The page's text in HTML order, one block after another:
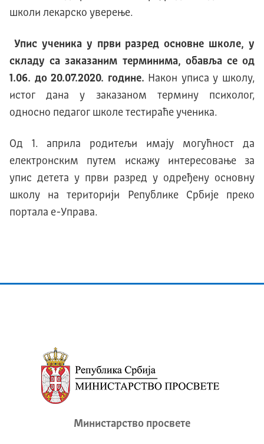
школи лекарско уверење.
Упис ученика у први разред основне школе, у
складу са заказаним терминима, обавља се од
1.06. до 20.07.2020. године. Након уписа у школу,
истог дана у заказаном термину психолог,
односно педагог школе тестираће ученика.
Од 1. априла родитељи имају могућност да
електронским путем искажу интересовање за
упис детета у први разред у одређену основну
школу на територији Републике Србије преко
портала е-Управа.
Министарство просвете